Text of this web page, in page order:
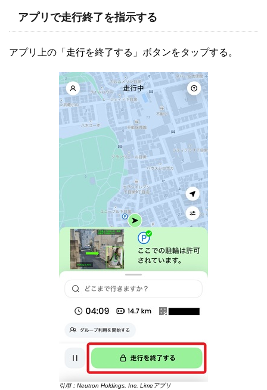
アプリで走行終了を指示する
アプリ上の「走行を終了する」ボタンをタップする。
引用：Neutron Holdings, Inc. Limeアプリ